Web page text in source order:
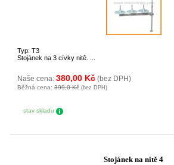
Typ: T3
Stojánek na 3 cívky nitě. ...
Naše cena: 380,00 Kč (bez DPH)
Běžná cena: 399,0 Kč (bez DPH)
stav skladu
Stojánek na nitě 4